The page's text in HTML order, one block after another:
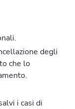
degli
che lo
i casi di